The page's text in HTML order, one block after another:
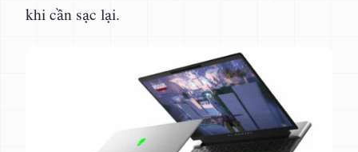
khi cần sạc lại.